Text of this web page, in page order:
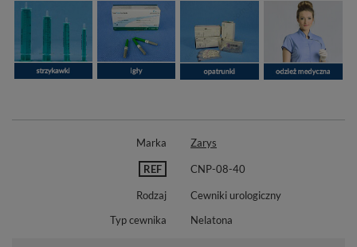
Marka Zarys
REF CNP-08-40
Rodzaj
Cewniki urologiczny
Typ cewnika
Nelatona